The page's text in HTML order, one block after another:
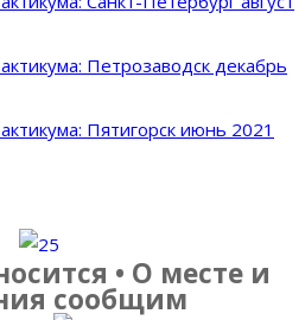
Петрозаводск декабрь
Пятигорск июнь 2021
• О месте и
сообщим